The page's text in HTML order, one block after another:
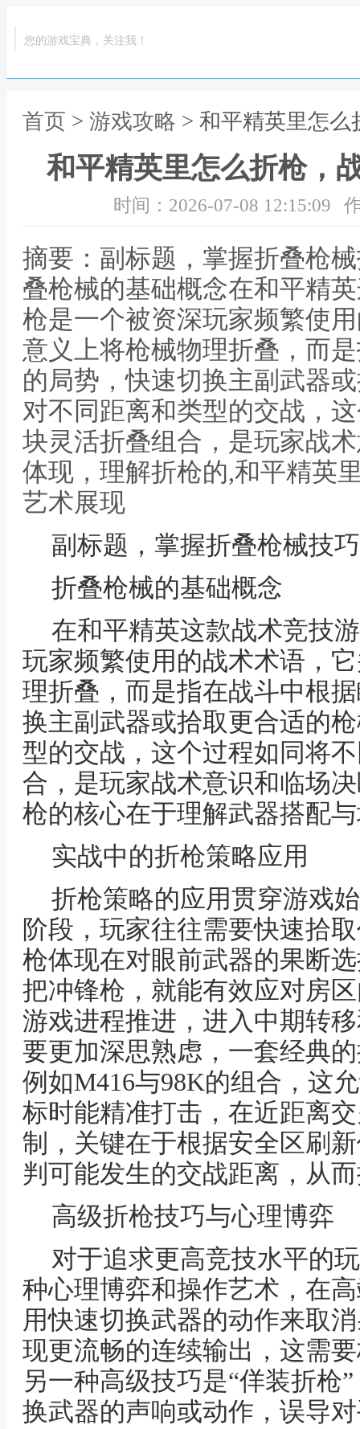
您的游戏宝典，关注我！
首页 > 游戏攻略 > 和平精英里怎
和平精英里怎么折枪，
时间：2026-07-08 12:15:09
摘要：副标题，掌握折叠枪
叠枪械的基础概念在和平精
枪是一个被资深玩家频繁使
意义上将枪械物理折叠，而
的局势，快速切换主副武器
对不同距离和类型的交战，
块灵活折叠组合，是玩家战
体现，理解折枪的,和平精英
艺术展现
副标题，掌握折叠枪械技
折叠枪械的基础概念
在和平精英这款战术竞技
玩家频繁使用的战术术语，
理折叠，而是指在战斗中根
换主副武器或拾取更合适的
型的交战，这个过程如同将
合，是玩家战术意识和临场
枪的核心在于理解武器搭配
实战中的折枪策略应用
折枪策略的应用贯穿游戏
阶段，玩家往往需要快速拾
枪体现在对眼前武器的果断
把冲锋枪，就能有效应对房
游戏进程推进，进入中期转
要更加深思熟虑，一套经典
例如M416与98K的组合，这
标时能精准打击，在近距离
制，关键在于根据安全区刷
判可能发生的交战距离，从
高级折枪技巧与心理博弈
对于追求更高竞技水平的
种心理博弈和操作艺术，在
用快速切换武器的动作来取
现更流畅的连续输出，这需
另一种高级技巧是“佯装折枪
换武器的声响或动作，误导